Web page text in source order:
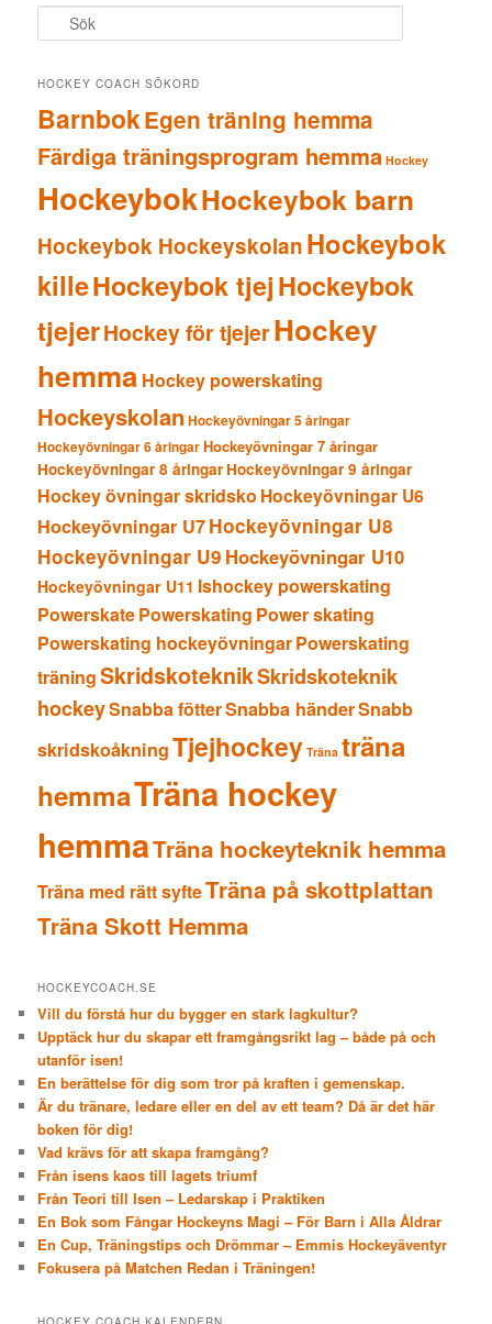
ö
HOCKEY COACH SÖKORD
BarnbokEgen träning hemma
Färdiga träningsprogram hemma Hockey
HockeybokHockeybok barn
Hockeybok HockeyskolanHockeybok
killeHockeybok tjejHockeybok
tjejerHockey för tjejerHockey
hemma Hockey powerskating
Hockeyskolan Hockeyövningar 5 åringar
Hockeyövningar 6 åringarHockeyövningar 7 åringar
Hockeyövningar 8 åringar Hockeyövningar 9 åringar
Hockey övningar skridsko Hockeyövningar U6
Hockeyövningar U7Hockeyövningar U8
Hockeyövningar U9 Hockeyövningar U10
Hockeyövningar U11 Ishockey powerskating
PowerskatePowerskating Power skating
Powerskating hockeyövningarPowerskating
träningSkridskoteknikSkridskoteknik
hockeySnabba fötterSnabba händerSnabb
skridskoåkningTjejhockey Träna träna
hemmaTräna hockey
hemmaTräna hockeyteknik hemma
Träna med rätt syfteTräna på skottplattan
Träna Skott Hemma
HOCKEYCOACH.SE
Vill du förstå hur du bygger en stark lagkultur?
Upptäck hur du skapar ett framgångsrikt lag – både på och
utanför isen!
En berättelse för dig som tror på kraften i gemenskap.
Är du tränare, ledare eller en del av ett team? Då är det här
boken för dig!
Vad krävs för att skapa framgång?
Från isens kaos till lagets triumf
Från Teori till Isen – Ledarskap i Praktiken
En Bok som Fångar Hockeyns Magi – För Barn i Alla Åldrar
En Cup, Träningstips och Drömmar – Emmis Hockeyäventyr
Fokusera på Matchen Redan i Träningen!